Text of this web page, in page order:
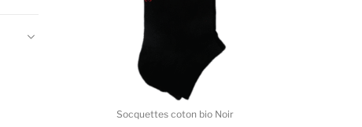
Socquettes coton bio Noir